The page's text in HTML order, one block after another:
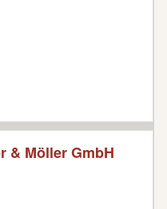
& Möller GmbH